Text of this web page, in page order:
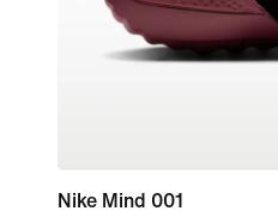
Nike Mind 001